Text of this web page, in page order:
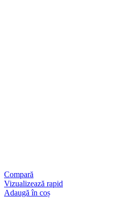
Compară
Vizualizează rapid
Adaugă în coș